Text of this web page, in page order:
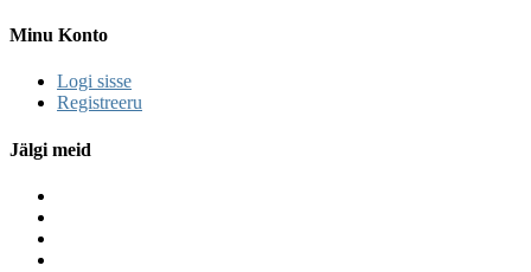
Minu Konto
Logi sisse
Registreeru
Jälgi meid